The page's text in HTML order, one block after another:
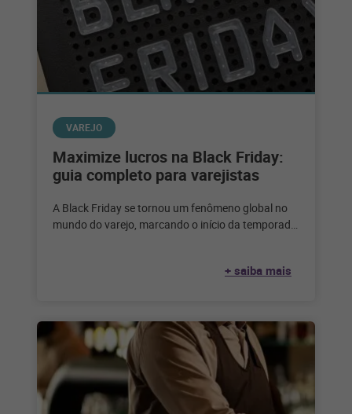
VAREJO
Maximize lucros na Black Friday:
guia completo para varejistas
A Black Friday se tornou um fenômeno global no
mundo do varejo, marcando o início da temporada
+ saiba mais